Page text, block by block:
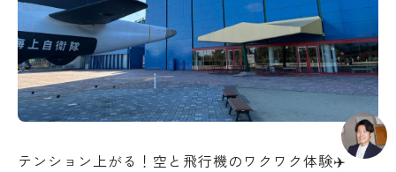
テンション上がる！空と飛行機のワクワク体験✈️